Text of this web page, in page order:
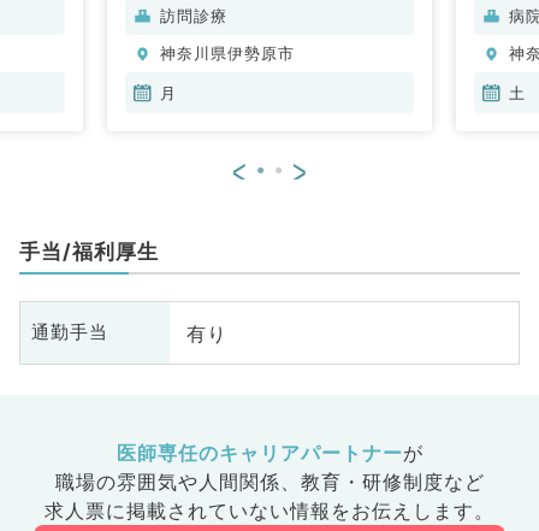
科、心臓血管外科、一般内科、循
代謝内科、腎臓内科、老年内科、
血液内科、外科系全般、一般外
訪問診療
神奈川県伊勢原市
月
科
内
病
神
土
< >
手当/福利厚生
通勤手当 有り
医師専任のキャリアパートナーが
職場の雰囲気や人間関係、 教育・研修制度など
求人票に掲載されていない情報をお伝えします。